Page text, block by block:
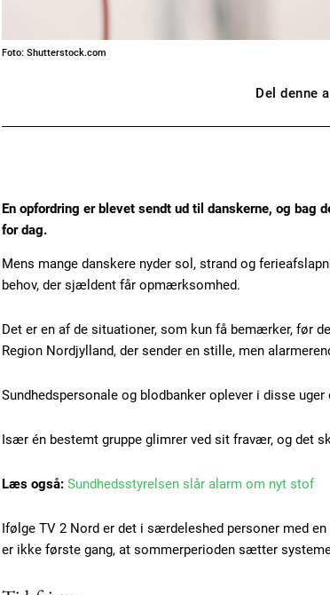
Foto: Shutterstock.com
Del denne
En opfordring er blevet sendt ud til danskerne, og bag
for dag.
Mens mange danskere nyder sol, strand og
behov, der sjældent får opmærksomhed.
Det er en af de situationer, som kun få bemærker, før
Region Nordjylland, der sender en stille, men
Sundhedspersonale og blodbanker oplever i disse
Især én bestemt gruppe glimrer ved sit fravær, og det
Læs også: Sundhedsstyrelsen slår alarm om nyt stof
Ifølge TV 2 Nord er det i særdeleshed personer med
er ikke første gang, at sommerperioden sætter